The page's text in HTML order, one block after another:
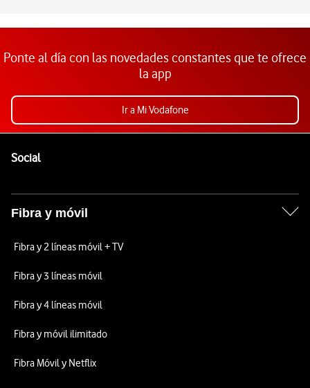
Ponte al día con las novedades constantes que te ofrece
la app
Ir a Mi Vodafone
SocialEnlaces a las redes sociales de Vodafone
Fibra y móvil
Fibra y 2 líneas móvil + TV
Fibra y 3 líneas móvil
Fibra y 4 líneas móvil
Fibra y móvil ilimitado
Fibra Móvil y Netflix